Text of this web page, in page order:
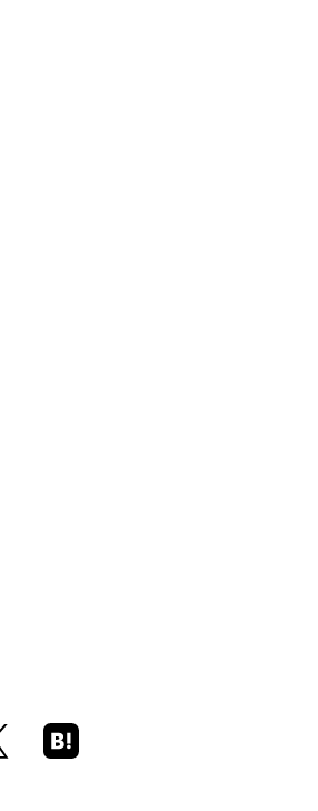
Hatena
Boo